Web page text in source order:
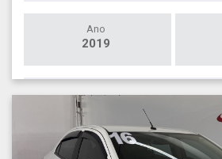
Ano
2019